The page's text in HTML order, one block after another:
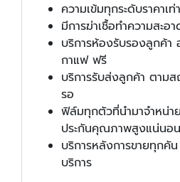
ความเข้มทุกระดับราคาเ
มีการฆ่าเชื้อทำความสะอา
บริการห้องรับรองลูกค้า
กาแฟ ฟรี
บริการรับส่งลูกค้า ตามส
รอ
ฟิล์มทุกตัวที่นำมาจำหน่า
ประกันคุณภาพสูงแน่นอน
บริการหลังการขายทุก
บริการ